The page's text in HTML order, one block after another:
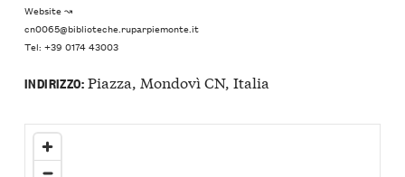
Website ↝
cn0065@biblioteche.ruparpiemonte.it
Tel: +39 0174 43003
INDIRIZZO:Piazza, Mondovì CN, Italia